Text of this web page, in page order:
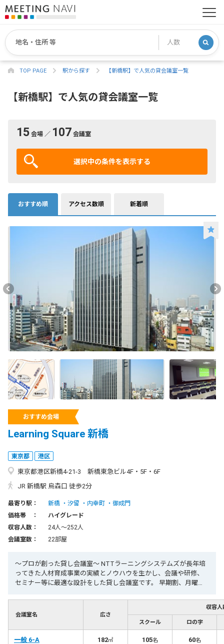
TOP PAGE 駅から探す 【新橋駅】で人気の貸会議室一覧
【新橋駅】で人気の貸会議室一覧
15 会場 ／ 107 会議室
選択中の条件を表示する
おすすめ順 アクセス数順 新着順
おすすめ会場
Learning Square 新橋
東京都 港区
東京都港区新橋4-21-3 新橋東急ビル4F・5F・6F
JR 新橋駅 烏森口 徒歩2分
最寄り駅： 新橋 汐留 内幸町
御成門
価格帯 ：
ハイグレード
収容人数：
24人〜252人
会議室数：
22部屋
～プロが創った貸し会議室～ NTTラーニングシステムズが長年培
ってきた人材育成事業の実績とノウハウを生かし、会議や研修、
セミナー等に最適な設計をした貸し会議室です。 早期割、月曜
にお問合せ下さい。
会議室名 広さ
収容人
スクール ロの字
一般 6-A 182㎡ 105名 60名